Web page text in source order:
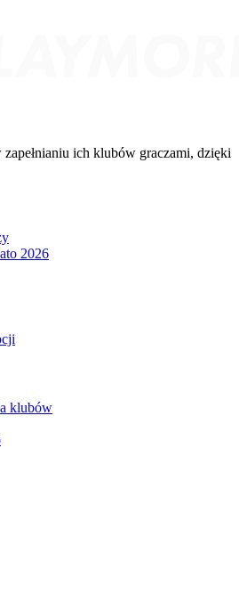
zapełnianiu ich klubów graczami, dzięki
2026
klubów